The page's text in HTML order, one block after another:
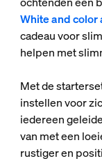
White and
cadeau voor
helpen met
Met de
instellen voor
iedereen
van met een
rustiger en